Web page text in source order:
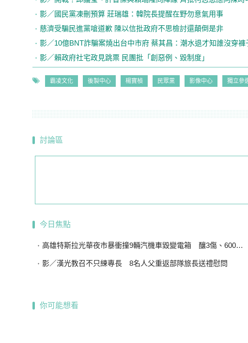
影／國民黨凍刪預算 莊瑞雄：韓院長提醒在野勿意氣用事
慈濟受騙民進黨嗆道歉 陳以信批政府不思檢討還顛倒是非
影／10億BNT詐騙案燒出台中市府 蔡其昌：潮水退才知誰沒穿褲
影／賴政府社宅政見跳票 民團批「創惡例、毀制度」
霸凌文化 後製中心 楊寶楨 民眾黨 影像中心 獨立參
討論區
今日焦點
高雄特斯拉光華夜市暴衝撞9輛汽機車毀變電箱 釀3傷、600戶停電
影／漢光教召不只練專長 8名人父重返部隊旅長送禮慰問
你可能想看